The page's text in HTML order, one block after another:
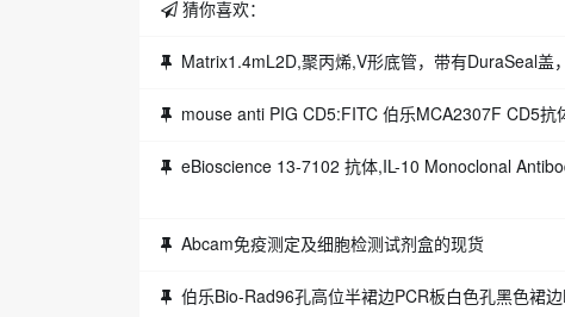
猜你喜欢：
Matrix1.4mL2D,聚丙烯,V形底管，带有DuraSeal盖
mouse anti PIG CD5:FITC 伯乐MCA2307F CD5抗
eBioscience 13-7102 抗体,IL-10 Monoclonal Antibody
Abcam免疫测定及细胞检测试剂盒的现货
伯乐Bio-Rad96孔高位半裙边PCR板白色孔黑色裙